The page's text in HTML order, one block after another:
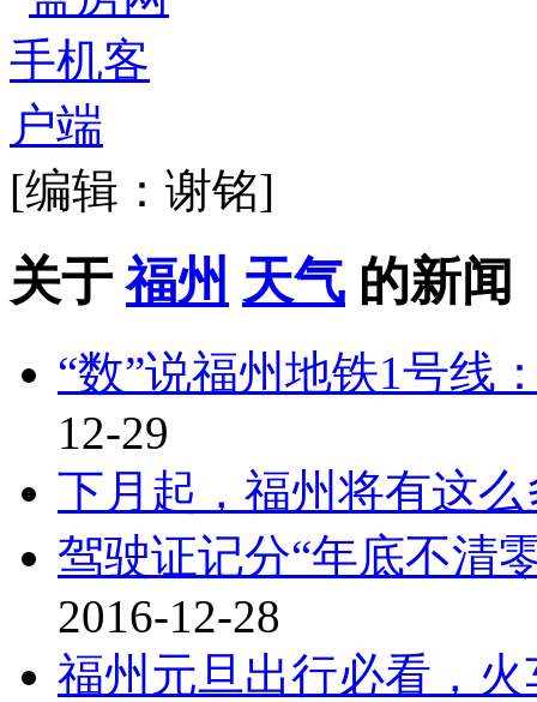
[编辑：谢铭]
关于 福州 天气 的新闻
“数”说福州地铁1号线
12-29
下月起，福州将有这
驾驶证记分“年底不清
2016-12-28
福州元旦出行必看，